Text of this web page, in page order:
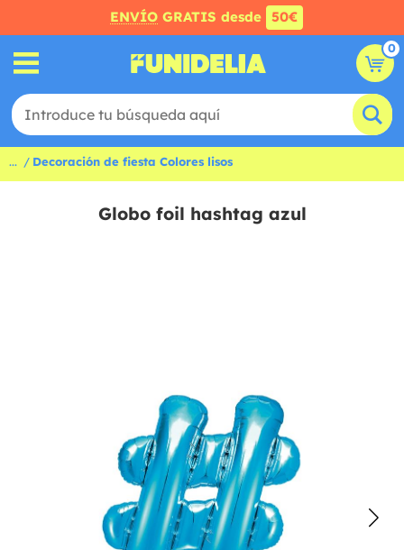
ENVÍO GRATIS desde 50€
0
... Decoración de fiesta Colores lisos
Globo foil hashtag azul